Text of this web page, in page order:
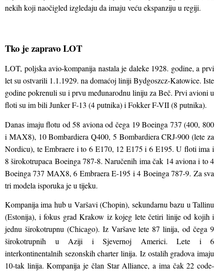
nekih koji naočigled izgledaju da imaju veću ekspanziju u regiji.
Tko je zapravo LOT
LOT, poljska avio-kompanija nastala je daleke 1928. godine, a prvi
let su ostvarili 1.1.1929. na domaćoj liniji Bydgoszcz-Katowice. Iste
godine pokrenuli su i prvu međunarodnu liniju za Beč. Prvi avioni u
floti su im bili Junker F-13 (4 putnika) i Fokker F-VII (8 putnika).
Danas imaju flotu od 58 aviona od čega 19 Boeinga 737 (400, 800
i MAX8), 10 Bombardiera Q400, 5 Bombardiera CRJ-900 (lete za
Nordicu), te Embraere i to 6 E170, 12 E175 i 6 E195. U floti ima i
8 širokotrupaca Boeinga 787-8. Naručenih ima čak 14 aviona i to 4
Boeinga 737 MAX8, 6 Embraera E-195 i 4 Boeinga 787-9. Za sva
tri modela isporuka je u tijeku.
Kompanija ima hub u Varšavi (Chopin), sekundarnu bazu u Tallinu
(Estonija), i fokus grad Krakow iz kojeg lete četiri linije od kojih i
jednu širokotrupnu (Chicago). Iz Varšave lete 87 linija, od čega 9
širokotrupnih u Aziji i Sjevernoj Americi. Lete i 6
interkontinentalnih sezonskih charter linija. Iz ostalih gradova imaju
10-tak linija. Kompanija je član Star Alliance, a ima čak 22 code-